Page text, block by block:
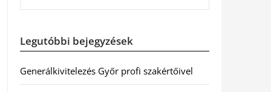
Legutóbbi bejegyzések
Generálkivitelezés Győr profi szakértőivel